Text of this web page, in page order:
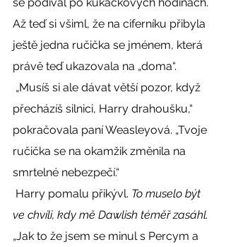
Až teď si všiml, že na ciferníku přibyla
ještě jedna ručička se jménem, která
právě teď ukazovala na „doma“.
přecházíš silnici, Harry drahoušku,“
pokračovala paní Weasleyová. „Tvoje
ručička se na okamžik změnila na
smrtelné nebezpečí.“
Harry pomalu přikývl. To muselo být
ve chvíli, kdy mě Dawlish téměř zasáhl.
„Jak to že jsem se minul s Percym a